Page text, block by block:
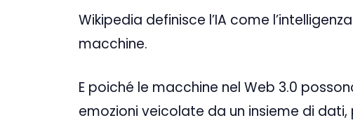
Wikipedia definisce l’IA come
macchine.
E poiché le macchine nel Web 3.0
emozioni veicolate da un insieme di